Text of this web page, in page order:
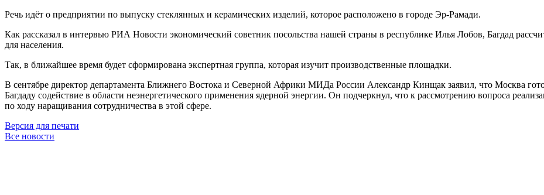
Речь идёт о предприятии по выпуску стеклянных и керамических изделий, которое расположено в городе Эр-Рамади.
Как рассказал в интервью РИА Новости экономический советник посольства нашей страны в республике Илья Лобов, Багдад
для населения.
Так, в ближайшее время будет сформирована экспертная группа, которая изучит производственные площадки.
В сентябре директор департамента Ближнего Востока и Северной Африки МИДа России Александр Кинщак заявил, что Москва
Багдаду содействие в области неэнергетического применения ядерной энергии. Он подчеркнул, что к рассмотрению вопроса
по ходу наращивания сотрудничества в этой сфере.
Версия для печати
Все новости